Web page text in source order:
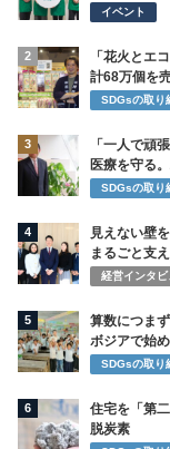
イベント
2
「花火とエ
計68万個を
SDGsの取り
3
「一人で頑
医療を守る
SDGsの取り
4
見えない壁
まるごと支
経営インタビ
5
算数につま
ボジアで始
SDGsの取り
6
住宅を「第
脱炭素